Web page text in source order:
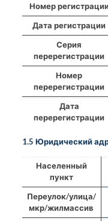
Номер
Дата регистрации
Серия
перерегистрации
Номер
перерегистрации
Дата
перерегистрации
1.5 Юридический
Населенный
пункт
Переулок/улица/
мкр/жилмассив